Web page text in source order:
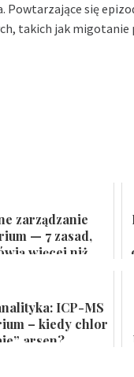
się
takich jak
zarządzanie
— 7 zasad,
więcej niż
ICP-MS
– kiedy chlor
arsen?